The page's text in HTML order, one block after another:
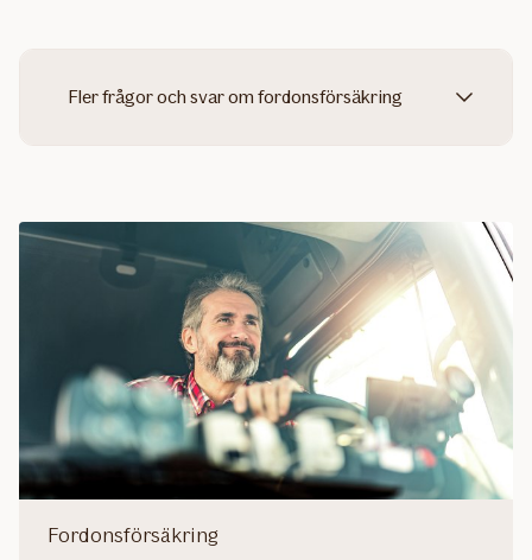
Fler frågor och svar om fordonsförsäkring
Fordonsförsäkring